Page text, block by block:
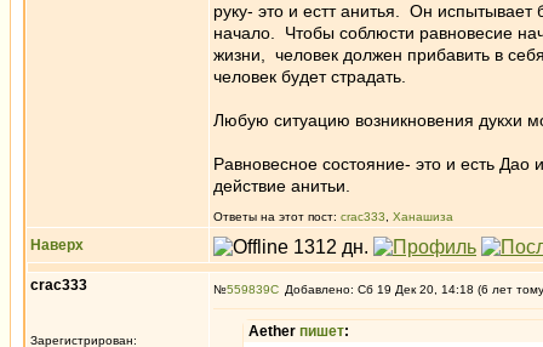
руку- это и естт анитья. Он испытывает
начало. Чтобы соблюсти равновесие
жизни, человек должен прибавить в
человек будет страдать.
Любую ситуацию возникновения дукхи
Равновесное состояние- это и есть
действие анитьи.
Ответы на этот пост: crac333 Ханашиза
Наверх
crac333
Зарегистрирован:
№559839 Добавлено: Сб 19 Дек 20, 14:18 (6 лет
Aether пишет: